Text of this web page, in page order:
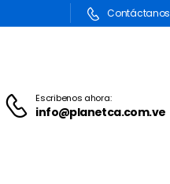
Contáctanos
Escribenos ahora:
info@planetca.com.ve